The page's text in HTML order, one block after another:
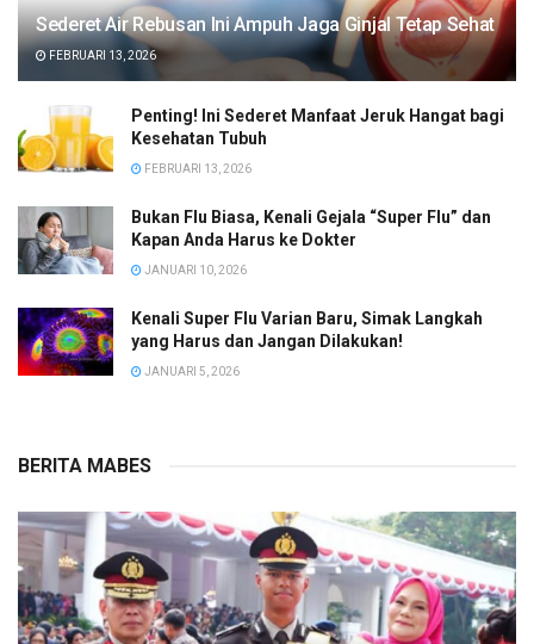
Sederet Air Rebusan Ini Ampuh Jaga Ginjal Tetap Sehat
FEBRUARI 13, 2026
Penting! Ini Sederet Manfaat Jeruk Hangat bagi
Kesehatan Tubuh
FEBRUARI 13, 2026
Bukan Flu Biasa, Kenali Gejala “Super Flu” dan
Kapan Anda Harus ke Dokter
JANUARI 10, 2026
Kenali Super Flu Varian Baru, Simak Langkah
yang Harus dan Jangan Dilakukan!
JANUARI 5, 2026
BERITA MABES